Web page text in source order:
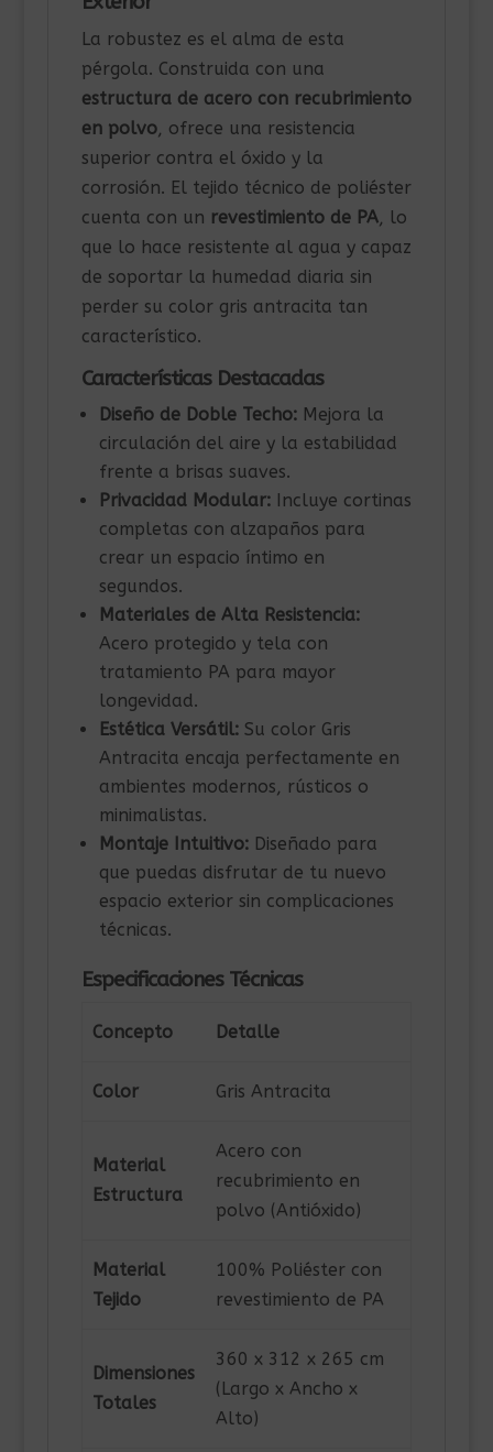
La robustez es el alma de esta
pérgola. Construida con una
estructura de acero con recubrimiento
en polvo, ofrece una resistencia
superior contra el óxido y la
corrosión. El tejido técnico de poliéster
cuenta con un revestimiento de PA, lo
que lo hace resistente al agua y capaz
de soportar la humedad diaria sin
perder su color gris antracita tan
característico.
Características Destacadas
Diseño de Doble Techo:Mejora la
circulación del aire y la estabilidad
frente a brisas suaves.
Privacidad Modular:Incluye cortinas
completas con alzapaños para
crear un espacio íntimo en
segundos.
Materiales de Alta Resistencia:
Acero protegido y tela con
tratamiento PA para mayor
longevidad.
Estética Versátil:Su color Gris
Antracita encaja perfectamente en
ambientes modernos, rústicos o
minimalistas.
Montaje Intuitivo:Diseñado para
que puedas disfrutar de tu nuevo
espacio exterior sin complicaciones
técnicas.
Especificaciones Técnicas
Concepto Detalle
Color Gris Antracita
Material
Estructura
Acero con
recubrimiento en
polvo (Antióxido)
Material
Tejido
100% Poliéster con
revestimiento de PA
Dimensiones
Totales
360 x 312 x 265 cm
(Largo x Ancho x
Alto)